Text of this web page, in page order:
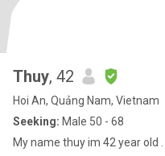
Thuy, 42
Hoi An, Quảng Nam, Vietnam
Seeking: Male 50 - 68
My name thuy im 42 year old